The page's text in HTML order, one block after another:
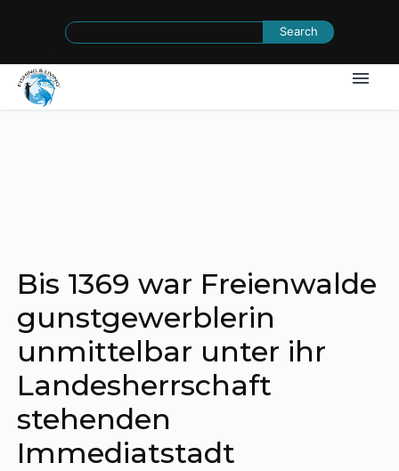
Search
Bis 1369 war Freienwalde
gunstgewerblerin
unmittelbar unter ihr
Landesherrschaft
stehenden
Immediatstadt